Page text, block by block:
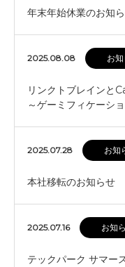
年末年始休業のお知
2025.08.08 お
リンクトブレインと
～ゲーミフィケーシ
2025.07.28 お知
本社移転のお知らせ
2025.07.16 お知
テックパーク サマー